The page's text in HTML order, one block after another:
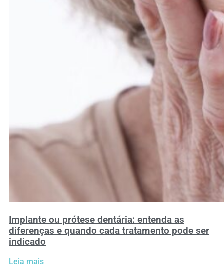
Implante ou prótese dentária: entenda as
diferenças e quando cada tratamento pode ser
indicado
Leia mais